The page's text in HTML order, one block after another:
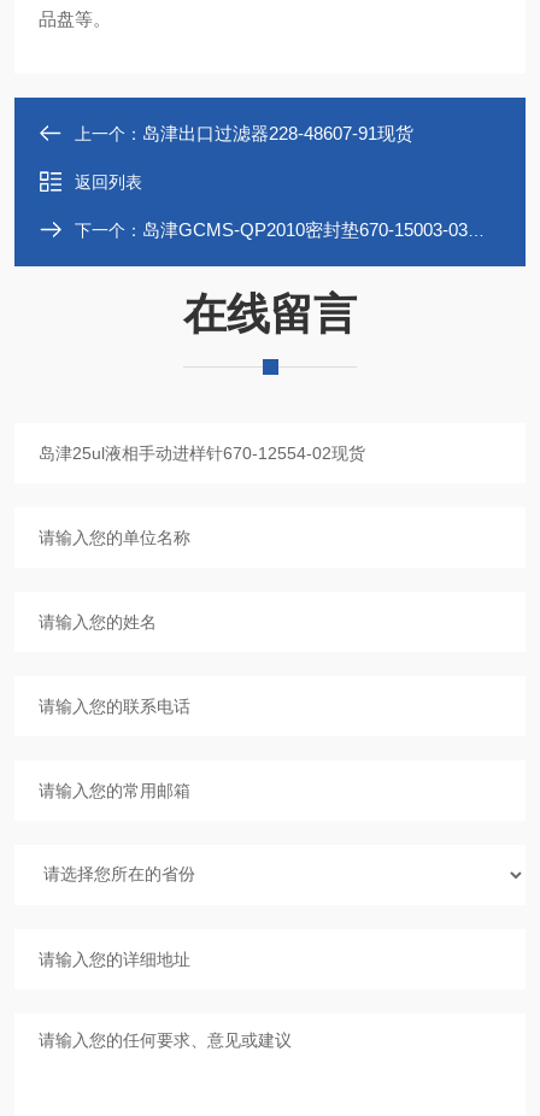
品盘等。
上一个： 岛津出口过滤器228-48607-91现货
返回列表
下一个： 岛津GCMS-QP2010密封垫670-15003-03现货
在线留言